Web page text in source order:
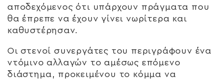
αποδεχόμενος ότι υπάρχουν πράγματα που
θα έπρεπε να έχουν γίνει νωρίτερα και
καθυστέρησαν.
Οι στενοί συνεργάτες του περιγράφουν ένα
ντόμινο αλλαγών το αμέσως επόμενο
διάστημα, προκειμένου το κόμμα να